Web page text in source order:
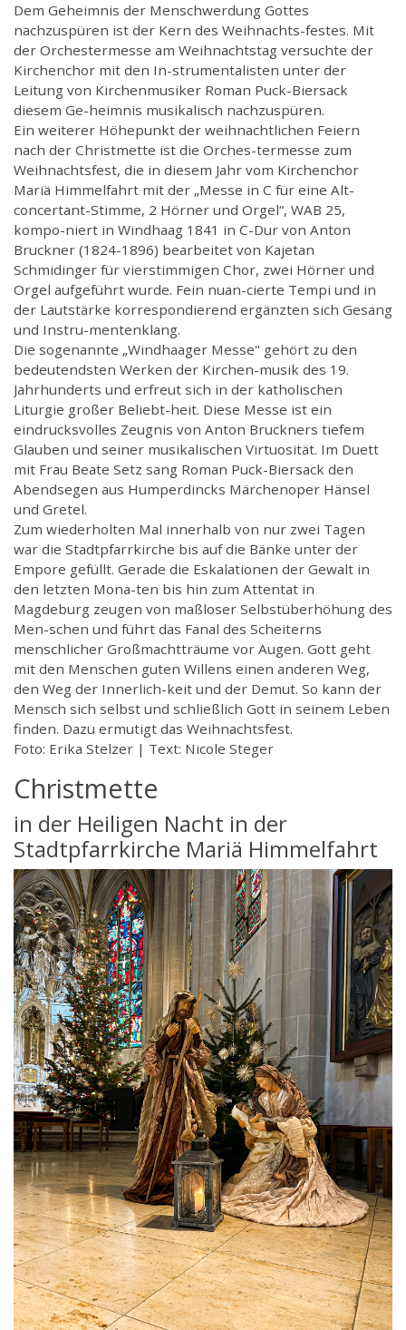
Dem Geheimnis der Menschwerdung Gottes
nachzuspüren ist der Kern des Weihnachts-festes. Mit
der Orchestermesse am Weihnachtstag versuchte der
Kirchenchor mit den In-strumentalisten unter der
Leitung von Kirchenmusiker Roman Puck-Biersack
diesem Ge-heimnis musikalisch nachzuspüren.
Ein weiterer Höhepunkt der weihnachtlichen Feiern
nach der Christmette ist die Orches-termesse zum
Weihnachtsfest, die in diesem Jahr vom Kirchenchor
Mariä Himmelfahrt mit der „Messe in C für eine Alt-
concertant-Stimme, 2 Hörner und Orgel“, WAB 25,
kompo-niert in Windhaag 1841 in C-Dur von Anton
Bruckner (1824-1896) bearbeitet von Kajetan
Schmidinger für vierstimmigen Chor, zwei Hörner und
Orgel aufgeführt wurde. Fein nuan-cierte Tempi und in
der Lautstärke korrespondierend ergänzten sich Gesang
und Instru-mentenklang.
Die sogenannte „Windhaager Messe" gehört zu den
bedeutendsten Werken der Kirchen-musik des 19.
Jahrhunderts und erfreut sich in der katholischen
Liturgie großer Beliebt-heit. Diese Messe ist ein
eindrucksvolles Zeugnis von Anton Bruckners tiefem
Glauben und seiner musikalischen Virtuosität. Im Duett
mit Frau Beate Setz sang Roman Puck-Biersack den
Abendsegen aus Humperdincks Märchenoper Hänsel
und Gretel.
Zum wiederholten Mal innerhalb von nur zwei Tagen
war die Stadtpfarrkirche bis auf die Bänke unter der
Empore gefüllt. Gerade die Eskalationen der Gewalt in
den letzten Mona-ten bis hin zum Attentat in
Magdeburg zeugen von maßloser Selbstüberhöhung des
Men-schen und führt das Fanal des Scheiterns
menschlicher Großmachtträume vor Augen. Gott geht
mit den Menschen guten Willens einen anderen Weg,
den Weg der Innerlich-keit und der Demut. So kann der
Mensch sich selbst und schließlich Gott in seinem Leben
finden. Dazu ermutigt das Weihnachtsfest.
Foto: Erika Stelzer | Text: Nicole Steger
Christmette
in der Heiligen Nacht in der
Stadtpfarrkirche Mariä Himmelfahrt